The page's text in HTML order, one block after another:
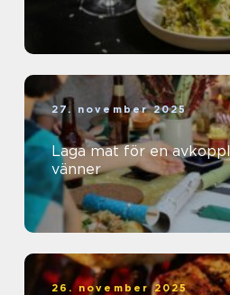
27. november 2025
Laga mat för en
vänner
26. november 2025